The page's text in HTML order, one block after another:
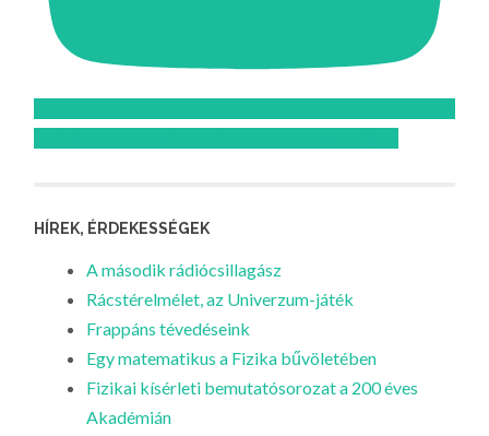
HÍREK, ÉRDEKESSÉGEK
A második rádiócsillagász
Rácstérelmélet, az Univerzum-játék
Frappáns tévedéseink
Egy matematikus a Fizika bűvöletében
Fizikai kísérleti bemutatósorozat a 200 éves
Akadémián